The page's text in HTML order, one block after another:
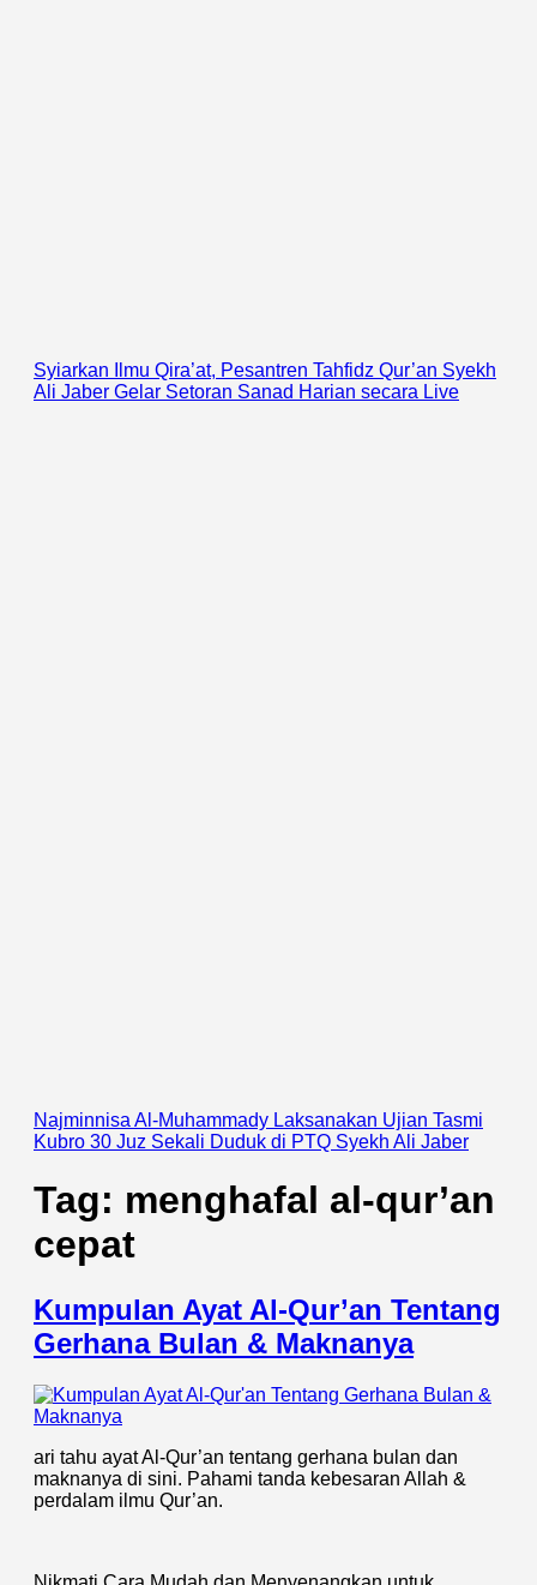
Syiarkan Ilmu Qira’at, Pesantren Tahfidz Qur’an Syekh
Ali Jaber Gelar Setoran Sanad Harian secara Live
Najminnisa Al-Muhammady Laksanakan Ujian Tasmi
Kubro 30 Juz Sekali Duduk di PTQ Syekh Ali Jaber
Tag: menghafal al-qur’an
cepat
Kumpulan Ayat Al-Qur’an Tentang
Gerhana Bulan & Maknanya
ari tahu ayat Al-Qur’an tentang gerhana bulan dan
maknanya di sini. Pahami tanda kebesaran Allah &
perdalam ilmu Qur’an.